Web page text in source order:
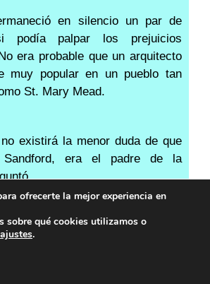
en silencio un par de
podía palpar los prejuicios
era probable que un arquitecto
muy popular en un pueblo tan
St. Mary Mead.
existirá la menor duda de que
Sandford, era el padre de la
luego -replicó Drewitt-. Rose
a su padre, pensaba que se
¡Casarse con ella! ¡Qué
ofrecerte la mejor experiencia en
sobre qué cookies utilizamos o
ajustes.